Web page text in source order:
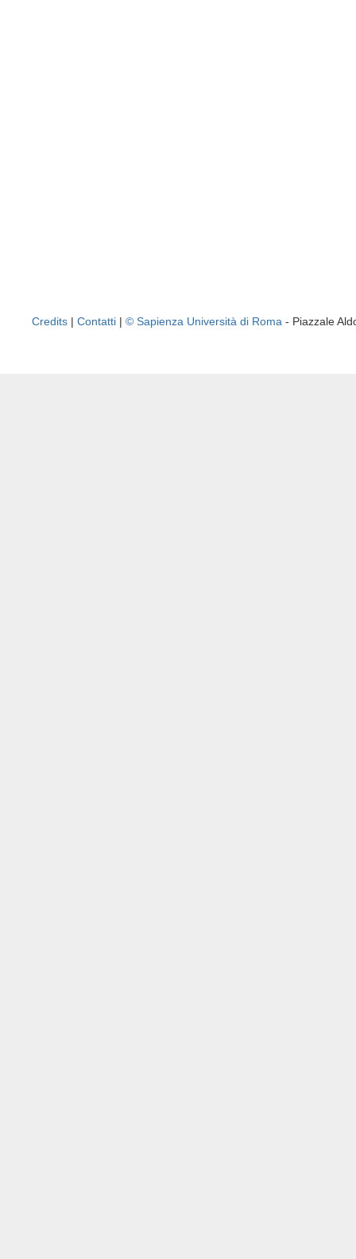
Credits | Contatti | © Sapienza Università di Roma - Piazzale